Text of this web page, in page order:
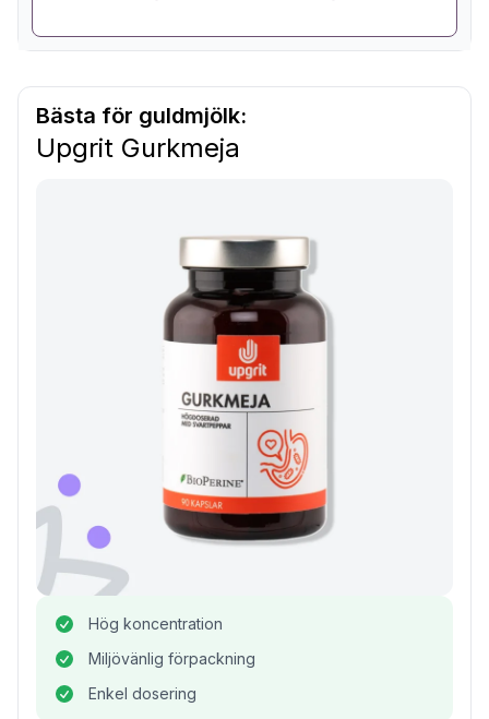
Bästa för guldmjölk:
Upgrit Gurkmeja
Hög koncentration
Miljövänlig förpackning
Enkel dosering